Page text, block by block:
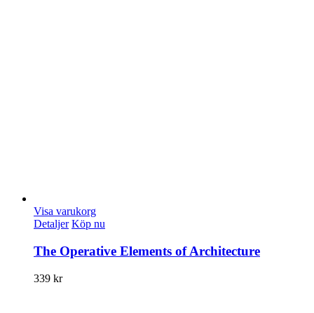
Visa varukorg
Detaljer Köp nu
The Operative Elements of Architecture
339 kr